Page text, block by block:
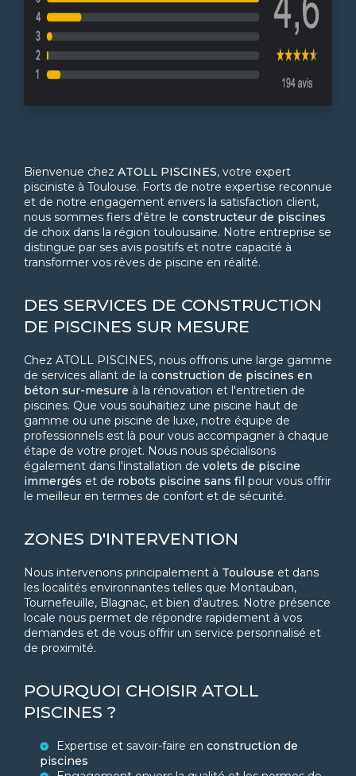
Bienvenue chez ATOLL PISCINES, votre expert
pisciniste à Toulouse. Forts de notre expertise reconnue
et de notre engagement envers la satisfaction client,
nous sommes fiers d'être le constructeur de piscines
de choix dans la région toulousaine. Notre entreprise se
distingue par ses avis positifs et notre capacité à
transformer vos rêves de piscine en réalité.
DES SERVICES DE CONSTRUCTION
DE PISCINES SUR MESURE
Chez ATOLL PISCINES, nous offrons une large gamme
de services allant de la construction de piscines en
béton sur-mesure à la rénovation et l'entretien de
piscines. Que vous souhaitiez une piscine haut de
gamme ou une piscine de luxe, notre équipe de
professionnels est là pour vous accompagner à chaque
étape de votre projet. Nous nous spécialisons
également dans l'installation de volets de piscine
immergés et de robots piscine sans fil pour vous offrir
le meilleur en termes de confort et de sécurité.
ZONES D'INTERVENTION
Nous intervenons principalement à Toulouse et dans
les localités environnantes telles que Montauban,
Tournefeuille, Blagnac, et bien d'autres. Notre présence
locale nous permet de répondre rapidement à vos
demandes et de vous offrir un service personnalisé et
de proximité.
POURQUOI CHOISIR ATOLL
PISCINES ?
Expertise et savoir-faire en construction de
piscines